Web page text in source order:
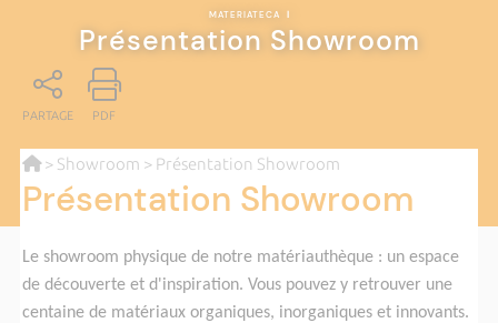
MATERIATECA |
Présentation Showroom
PARTAGE PDF
> Showroom > Présentation Showroom
Présentation Showroom
Le showroom physique de notre matériauthèque : un espace
de découverte et d'inspiration. Vous pouvez y retrouver une
centaine de matériaux organiques, inorganiques et innovants.